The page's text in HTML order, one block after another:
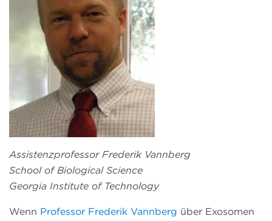
Assistenzprofessor Frederik Vannberg
School of Biological Science
Georgia Institute of Technology
Wenn Professor Frederik Vannberg über Exosomen